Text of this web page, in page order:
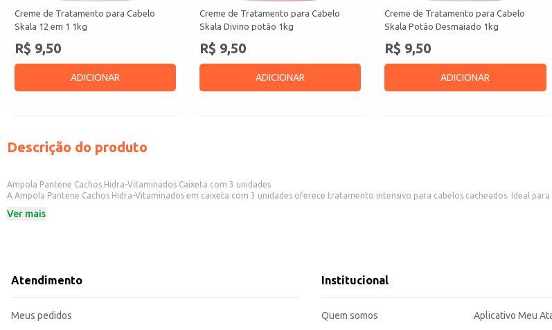
Creme de Tratamento para Cabelo
Skala 12 em 1 1kg
R$ 9,50
ADICIONAR
Creme de Tratamento para Cabelo
Skala Divino potão 1kg
R$ 9,50
ADICIONAR
Creme de Tratamento para Cabelo
Skala Potão Desmaiado 1kg
R$ 9,50
ADICIONAR
Descrição do produto
Ampola Pantene Cachos Hidra-Vitaminados Caixeta com 3 unidades
A Ampola Pantene Cachos Hidra-Vitaminados em caixeta com 3 unidades oferece tratamento intensivo para cabelos cacheados. Ideal para uso em salões de beleza, lojas de produtos de beleza e para consumidores que buscam um
Dicas de uso:
As ampolas Pantene Cachos Hidra-Vitaminados proporcionam hidratação e nutrição aos fios, contribuindo para a definição e o controle dos cachos. Sua fórmula visa facilitar o desembaraço e proporcionar
praticidade da embalagem em caixeta torna este produto uma opção eficiente para diversos contextos de uso.
Departamento: Higiene e perfumaria
Ver mais
Atendimento
Meus pedidos
Institucional
Quem somos Aplicativo Meu